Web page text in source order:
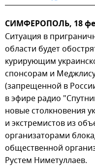
СИМФЕРОПОЛЬ, 18
Ситуация в
области будет
курирующим
спонсорам и
(запрещенной в
в эфире радио
новые столкновения
и экстремистов из
организаторами
общественной
Рустем Ниметуллаев.